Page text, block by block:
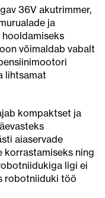
36V akutrimmer,
ja
võimaldab vabalt
lihtsamat
kompaktset ja
aiaservade
korrastamiseks ning
ligi ei
robotniiduki töö